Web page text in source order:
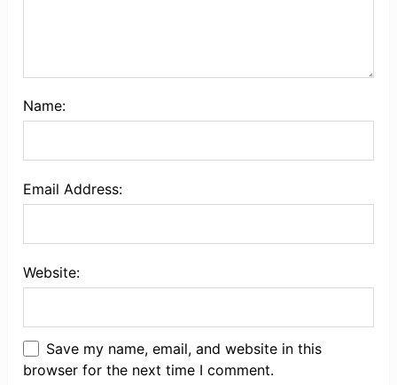
Name:
Email Address:
Website:
Save my name, email, and website in this
browser for the next time I comment.